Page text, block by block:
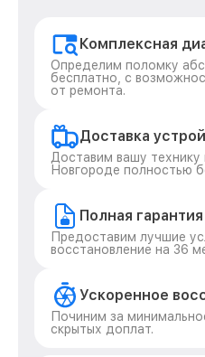
Комплексная
Определим поломку
бесплатно, с
от ремонта.
Доставка
Доставим вашу
Новгороде полностью
Полная гарантия
Предоставим лучшие
восстановление на 36
Ускоренное
Починим за
скрытых доплат.